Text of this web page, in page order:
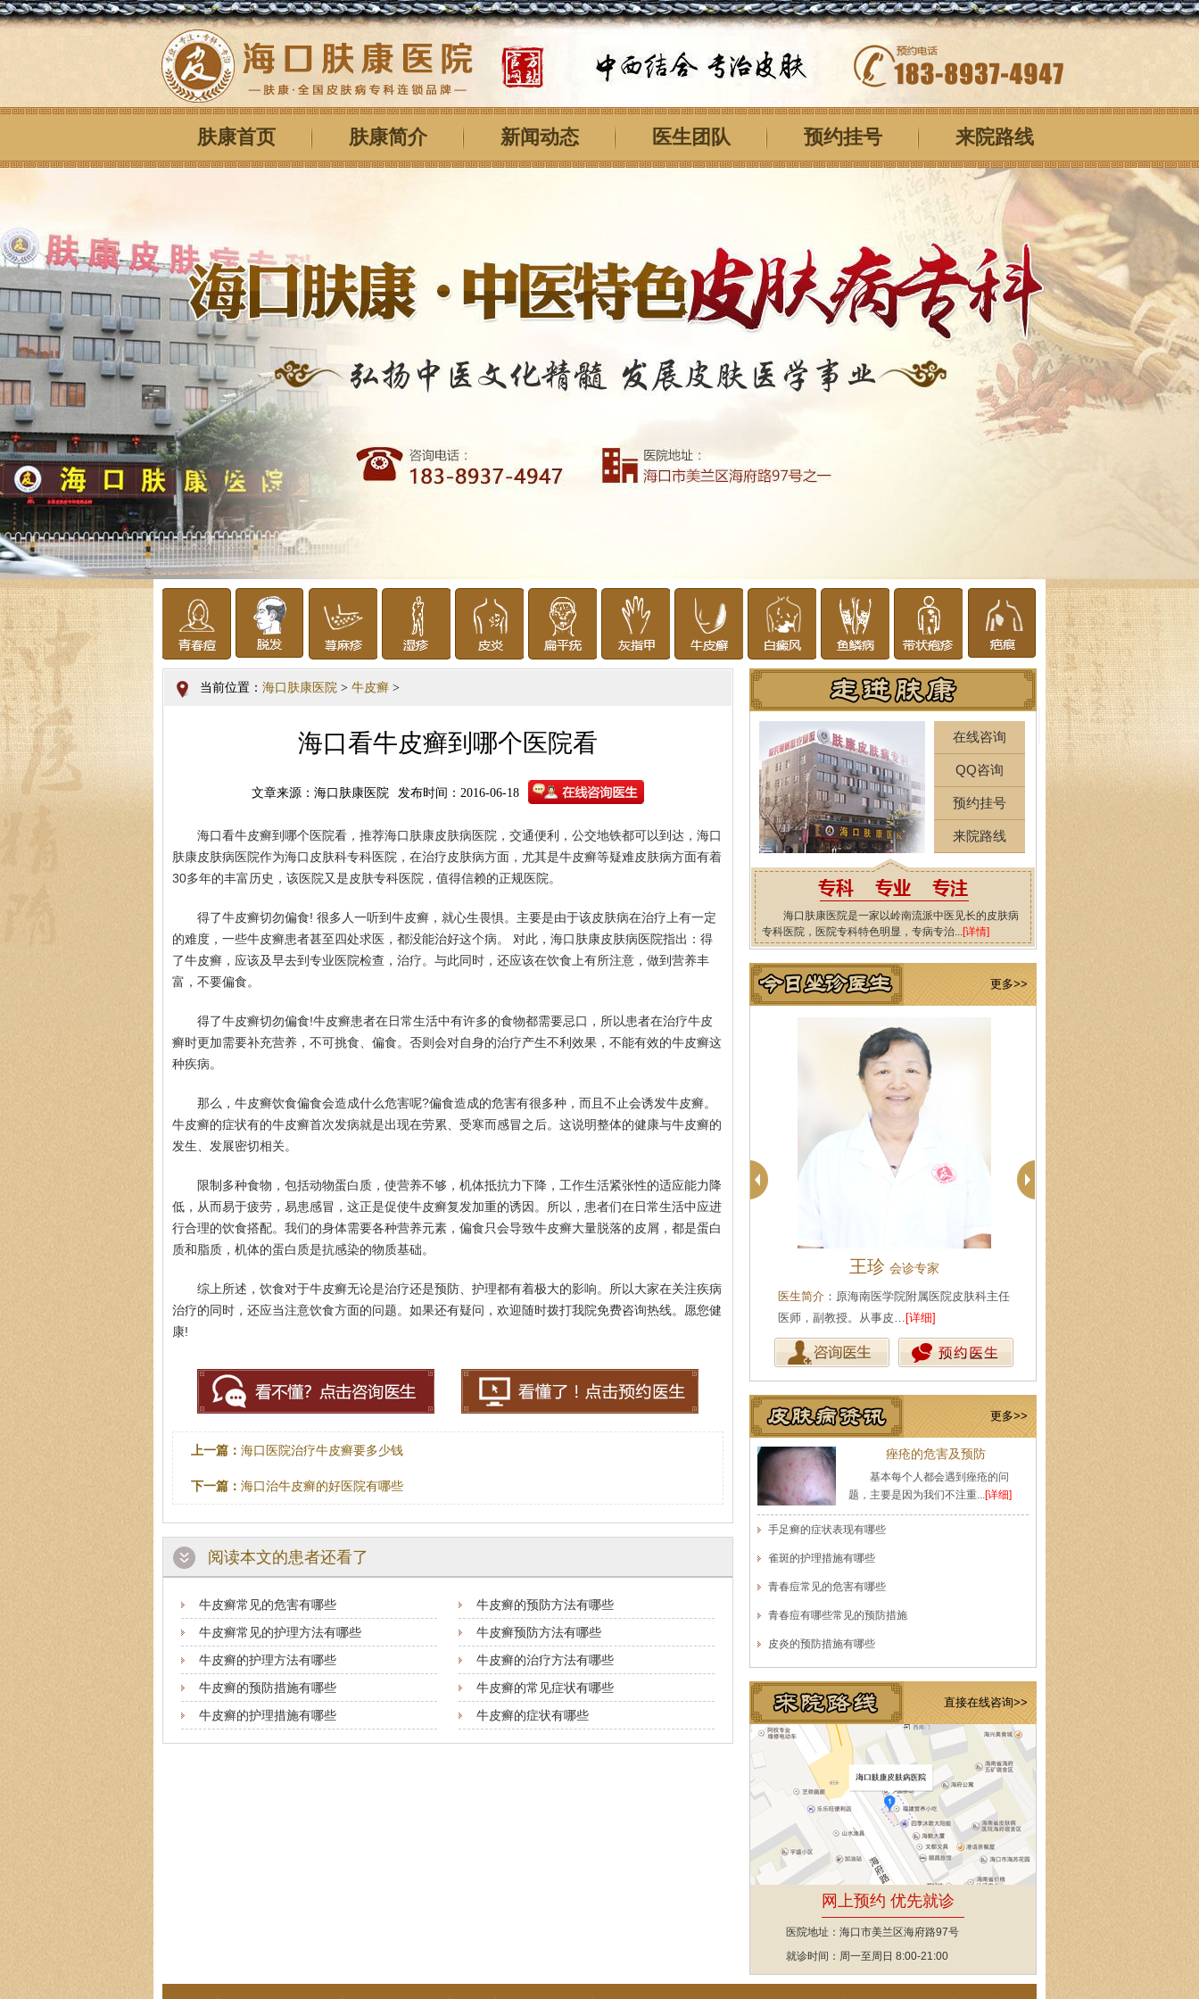
肤康首页 肤康简介 新闻动态 医生团队 预约挂号 来院路线
当前位置： 海口肤康医院 > 牛皮癣 >
海口看牛皮癣到哪个医院看
文章来源：海口肤康医院 发布时间：2016-06-18
海口看牛皮癣到哪个医院看，推荐海口肤康皮肤病医院，交通便利，公交地铁都可以到达，海口
肤康皮肤病医院作为海口皮肤科专科医院，在治疗皮肤病方面，尤其是牛皮癣等疑难皮肤病方面有着
30多年的丰富历史，该医院又是皮肤专科医院，值得信赖的正规医院。
得了牛皮癣切勿偏食! 很多人一听到牛皮癣，就心生畏惧。主要是由于该皮肤病在治疗上有一定
的难度，一些牛皮癣患者甚至四处求医，都没能治好这个病。 对此，海口肤康皮肤病医院指出：得
了牛皮癣，应该及早去到专业医院检查，治疗。与此同时，还应该在饮食上有所注意，做到营养丰
富，不要偏食。
得了牛皮癣切勿偏食!牛皮癣患者在日常生活中有许多的食物都需要忌口，所以患者在治疗牛皮
癣时更加需要补充营养，不可挑食、偏食。否则会对自身的治疗产生不利效果，不能有效的牛皮癣这
种疾病。
那么，牛皮癣饮食偏食会造成什么危害呢?偏食造成的危害有很多种，而且不止会诱发牛皮癣。
牛皮癣的症状有的牛皮癣首次发病就是出现在劳累、受寒而感冒之后。这说明整体的健康与牛皮癣的
发生、发展密切相关。
限制多种食物，包括动物蛋白质，使营养不够，机体抵抗力下降，工作生活紧张性的适应能力降
低，从而易于疲劳，易患感冒，这正是促使牛皮癣复发加重的诱因。所以，患者们在日常生活中应进
行合理的饮食搭配。我们的身体需要各种营养元素，偏食只会导致牛皮癣大量脱落的皮屑，都是蛋白
质和脂质，机体的蛋白质是抗感染的物质基础。
综上所述，饮食对于牛皮癣无论是治疗还是预防、护理都有着极大的影响。所以大家在关注疾病
治疗的同时，还应当注意饮食方面的问题。如果还有疑问，欢迎随时拨打我院免费咨询热线。愿您健
康!
上一篇： 海口医院治疗牛皮癣要多少钱
下一篇： 海口治牛皮癣的好医院有哪些
阅读本文的患者还看了
牛皮癣常见的危害有哪些
牛皮癣的预防方法有哪些
牛皮癣常见的护理方法有哪些
牛皮癣预防方法有哪些
牛皮癣的护理方法有哪些
牛皮癣的治疗方法有哪些
牛皮癣的预防措施有哪些
牛皮癣的常见症状有哪些
牛皮癣的护理措施有哪些
牛皮癣的症状有哪些
在线咨询
QQ咨询
预约挂号
来院路线
海口肤康医院是一家以岭南流派中医见长的皮肤病
专科医院，医院专科特色明显，专病专治...[详情]
更多>>
医生简介：原海南医学院附属医院皮肤科主任
医师，副教授。从事皮…[详细]
陈武林 皮肤科主任
医生简介 ：现任海口肤康医院皮肤科主任，从
事皮肤性病专业工作多… [详细]
更多>>
痤疮的危害及预防
基本每个人都会遇到痤疮的问
题，主要是因为我们不注重...[详细]
手足癣的症状表现有哪些
雀斑的护理措施有哪些
青春痘常见的危害有哪些
青春痘有哪些常见的预防措施
皮炎的预防措施有哪些
直接在线咨询>>
网上预约 优先就诊
医院地址：海口市美兰区海府路97号
就诊时间：周一至周日 8:00-21:00